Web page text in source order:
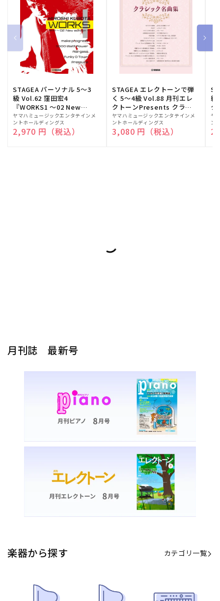
STAGEA パーソナル 5～3
級 Vol.62 窪田宏4
『WORKS1 ～02 New
edition～』
販
売
元:
ヤマハミュージックエンタテインメ
ントホールディングス
通常価格
2,970 円（税込）
STAGEA エレクトーンで弾
く 5～4級 Vol.88 月刊エレ
クトーンPresents クラシ
ック名曲集
販
売
元:
ヤマハミュージックエンタテインメ
ントホールディングス
通常価格
3,080 円（税込）
級
ク
販
売
元:
ヤ
ン
月刊誌 最新号
楽器から探す カテゴリ一覧